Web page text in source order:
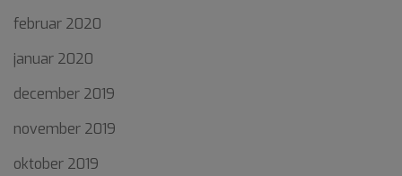
februar 2020
januar 2020
december 2019
november 2019
oktober 2019